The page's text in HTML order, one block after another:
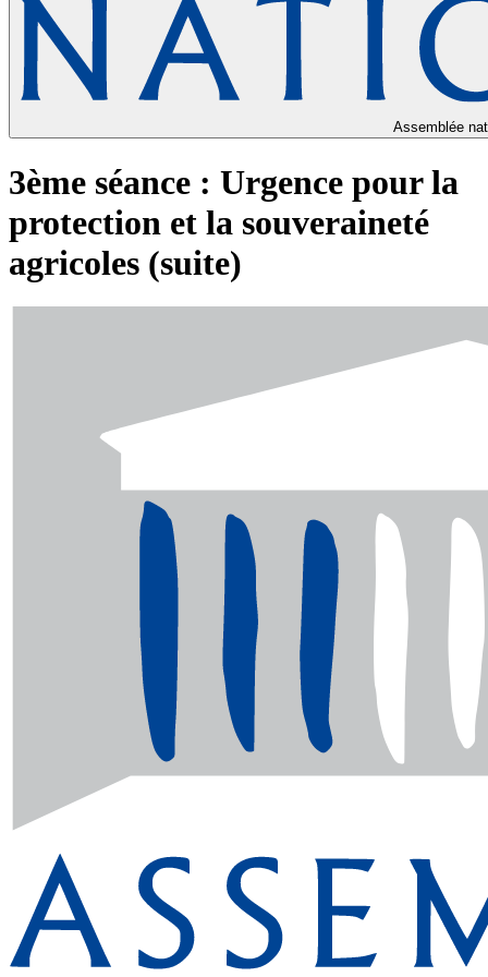
Assemblée
3ème séance : Urgence pour la
protection et la souveraineté
agricoles (suite)